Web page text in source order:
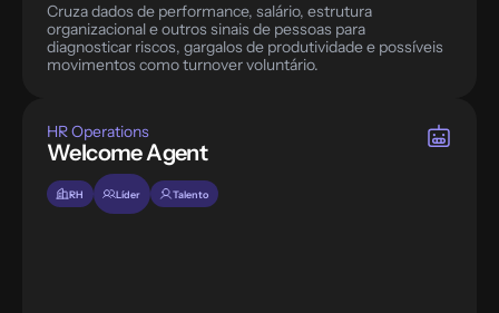
Cruza dados de performance, salário, estrutura
organizacional e outros sinais de pessoas para
diagnosticar riscos, gargalos de produtividade e possíveis
movimentos como turnover voluntário.
HR Operations
Welcome Agent
RH Líder Talento